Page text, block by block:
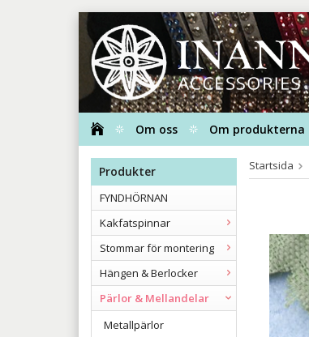
Om oss Om produkterna
Produkter
FYNDHÖRNAN
Kakfatspinnar
Stommar för montering
Hängen & Berlocker
Pärlor & Mellandelar
Metallpärlor
Startsida